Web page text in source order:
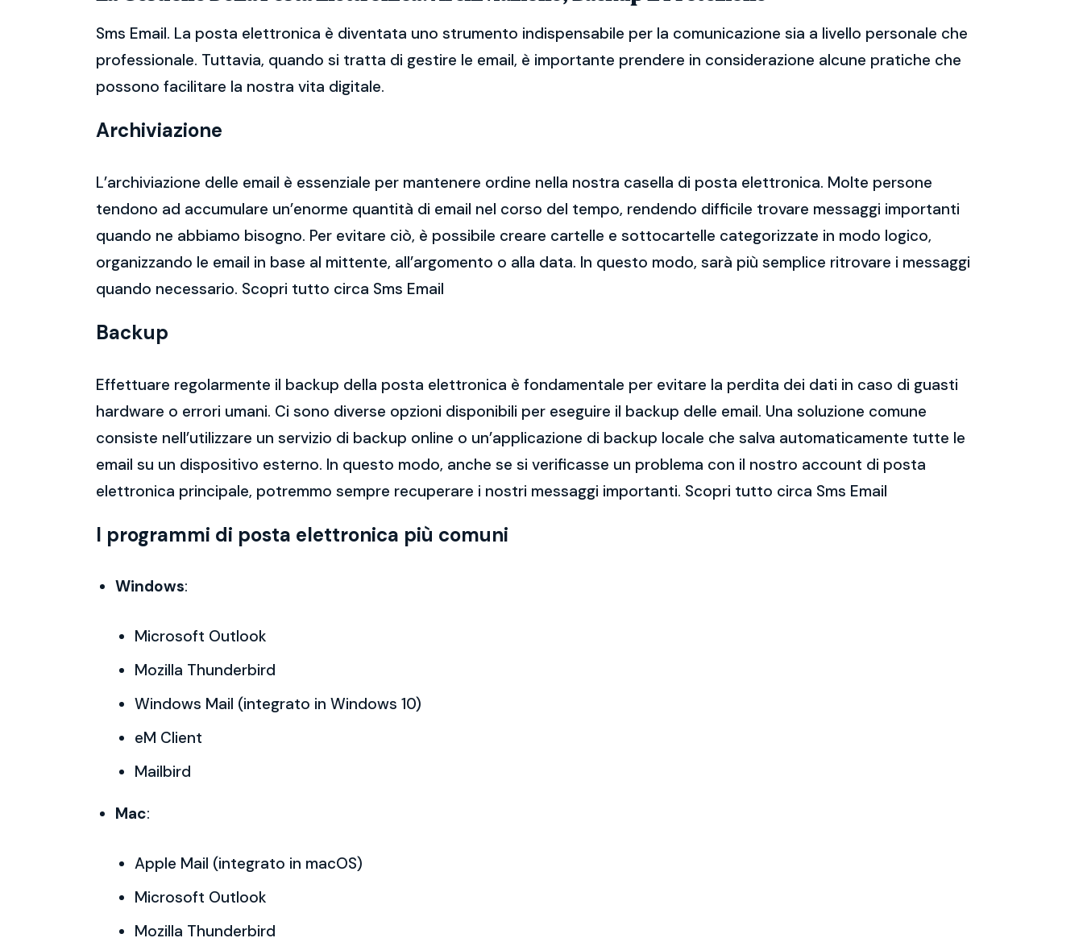
Sms Email. La posta elettronica è diventata uno strumento indispensabile per la comunicazione sia a livello personale che
professionale. Tuttavia, quando si tratta di gestire le email, è importante prendere in considerazione alcune pratiche che
possono facilitare la nostra vita digitale.
Archiviazione
L’archiviazione delle email è essenziale per mantenere ordine nella nostra casella di posta elettronica. Molte persone
tendono ad accumulare un’enorme quantità di email nel corso del tempo, rendendo difficile trovare messaggi importanti
quando ne abbiamo bisogno. Per evitare ciò, è possibile creare cartelle e sottocartelle categorizzate in modo logico,
organizzando le email in base al mittente, all’argomento o alla data. In questo modo, sarà più semplice ritrovare i messaggi
quando necessario. Scopri tutto circa Sms Email
Backup
Effettuare regolarmente il backup della posta elettronica è fondamentale per evitare la perdita dei dati in caso di guasti
hardware o errori umani. Ci sono diverse opzioni disponibili per eseguire il backup delle email. Una soluzione comune
consiste nell’utilizzare un servizio di backup online o un’applicazione di backup locale che salva automaticamente tutte le
email su un dispositivo esterno. In questo modo, anche se si verificasse un problema con il nostro account di posta
elettronica principale, potremmo sempre recuperare i nostri messaggi importanti. Scopri tutto circa Sms Email
I programmi di posta elettronica più comuni
Windows:
Microsoft Outlook
Mozilla Thunderbird
Windows Mail (integrato in Windows 10)
eM Client
Mailbird
Mac:
Apple Mail (integrato in macOS)
Microsoft Outlook
Mozilla Thunderbird